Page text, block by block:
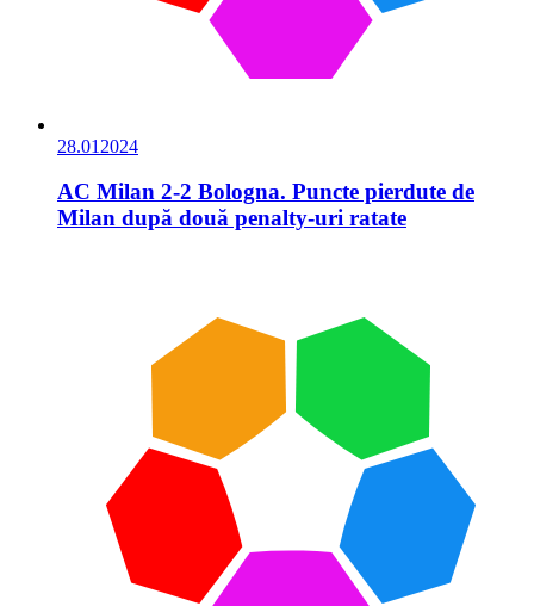
28.01 2024
AC Milan 2-2 Bologna. Puncte pierdute de
Milan după două penalty-uri ratate